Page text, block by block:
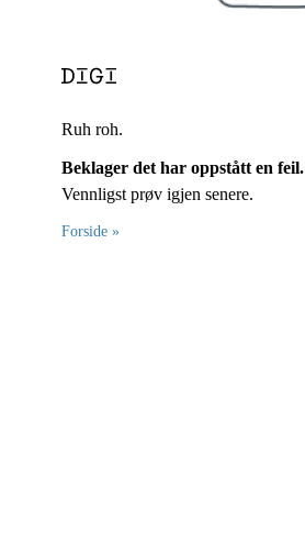
Ruh roh.
Beklager det har oppstått en feil.
Vennligst prøv igjen senere.
Forside »